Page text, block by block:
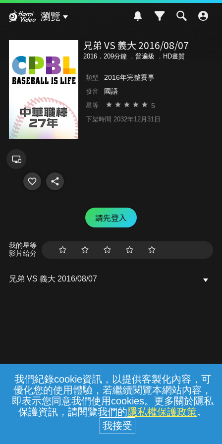
我們紀錄cookie資訊，以提供客製化內容，可
優化您的使用體驗，若繼續閱覽本網站內容，
即表示您同意我們使用cookies。更多關於隱私
保護資訊，請閱覽我們的隱私權保護政策。
瀏覽
兄弟 VS 義大 2016/08/07
2016．209分鐘 ． 普遍級 ．HD畫質
類型 2016年完整賽事
發音 國語
星等 5
下架時間 2032年12月31日
請先登入
我的星等
影片給分
兄弟 VS 義大 2016/08/07
常見問題 線上客服 服務條款 隱私權保護
中華電信股份有限公司個人家庭分公司
(統一編號：96979949) © 2026
{{notifyMsg}}